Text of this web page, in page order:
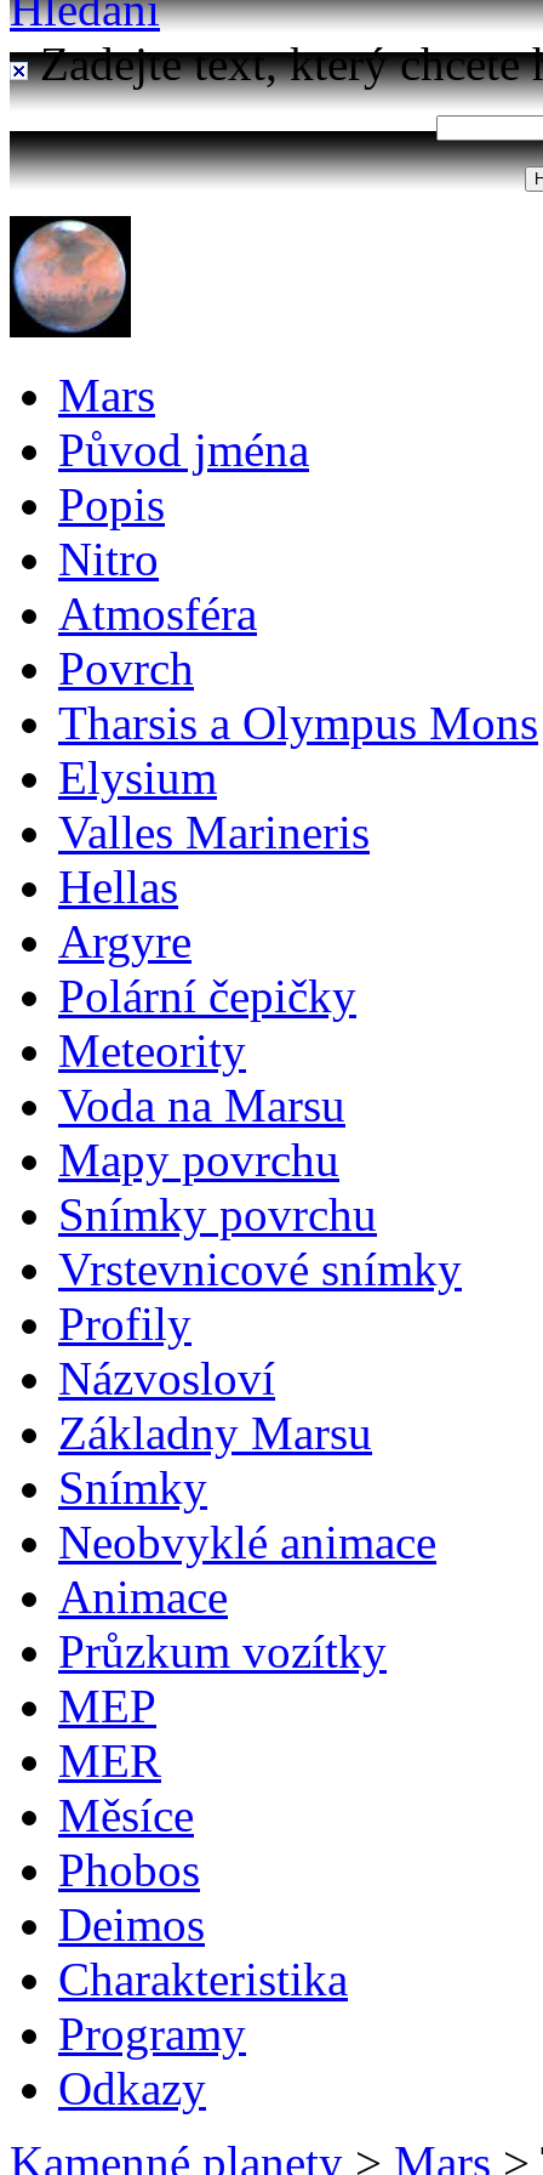
Zadejte text, který chcete
Mars
Původ jména
Popis
Nitro
Atmosféra
Povrch
Tharsis a Olympus Mons
Elysium
Valles Marineris
Hellas
Argyre
Polární čepičky
Meteority
Voda na Marsu
Mapy povrchu
Snímky povrchu
Vrstevnicové snímky
Profily
Názvosloví
Základny Marsu
Snímky
Neobvyklé animace
Animace
Průzkum vozítky
MEP
MER
Měsíce
Phobos
Deimos
Charakteristika
Programy
Odkazy
Kamenné planety > Mars >